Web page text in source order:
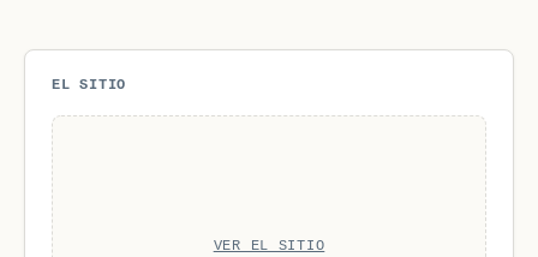
EL SITIO
VER EL SITIO